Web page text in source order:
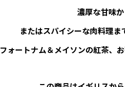
濃厚な甘味
またはスパイシーな肉料理ま
フォートナム＆メイソンの紅茶、